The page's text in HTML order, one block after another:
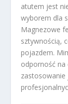
atutem jest
wyborem dla
Magnezowe
sztywnością,
pojazdem.
odporność na
zastosowanie